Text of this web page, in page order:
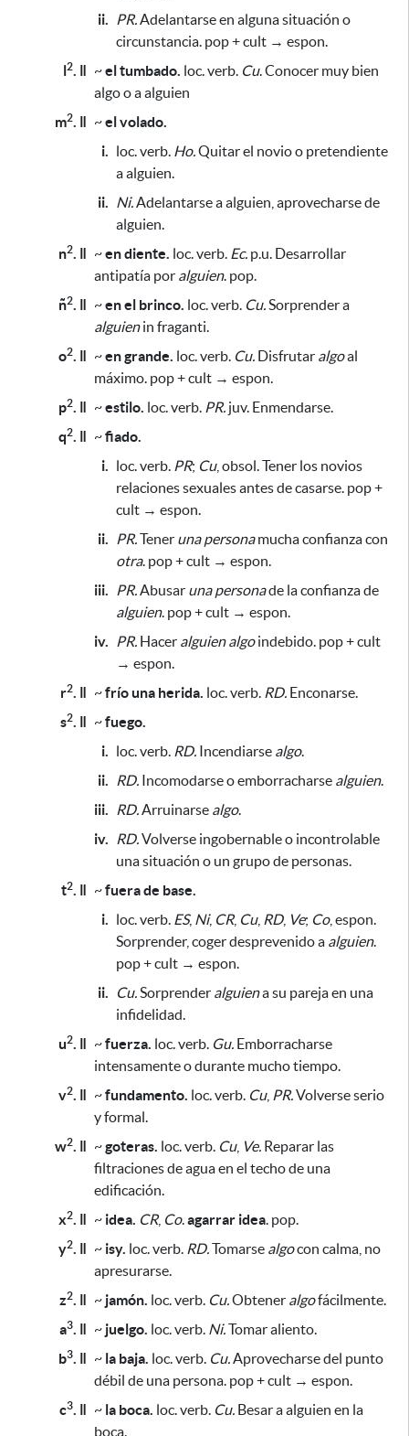
ii.
PR.Adelantarse en alguna situación o
circunstancia. pop + cult → espon.
l2. ǁ ~el tumbado. loc. verb. Cu. Conocer muy bien
algo o a alguien
m2. ǁ ~el volado.
i. loc. verb. Ho.Quitar el novio o pretendiente
a alguien.
ii. Ni.Adelantarse a alguien, aprovecharse de
alguien.
n2. ǁ ~en diente. loc. verb. Ec. p.u. Desarrollar
antipatía por alguien. pop.
ñ2. ǁ ~en el brinco. loc. verb. Cu.Sorprender a
alguienin fraganti.
o2. ǁ ~en grande. loc. verb. Cu. Disfrutar algoal
máximo. pop + cult → espon.
p2. ǁ ~estilo. loc. verb. PR. juv. Enmendarse.
q2. ǁ ~fiado.
i. loc. verb. PR; Cu, obsol. Tener los novios
relaciones sexuales antes de casarse. pop +
cult → espon.
ii.
PR.Tener una personamucha confianza con
otra. pop + cult → espon.
iii.
PR.Abusar una personade la confianza de
alguien. pop + cult → espon.
iv.
PR. Hacer alguien algoindebido. pop + cult
→ espon.
r2. ǁ ~frío una herida. loc. verb. RD. Enconarse.
s2. ǁ ~fuego.
i. loc. verb. RD. Incendiarse algo.
ii.
RD. Incomodarse o emborracharse alguien.
iii.
RD.Arruinarse algo.
iv.
RD.Volverse ingobernable o incontrolable
una situación o un grupo de personas.
t2. ǁ ~fuera de base.
i. loc. verb. ES, Ni, CR, Cu, RD, Ve; Co, espon.
Sorprender, coger desprevenido a alguien.
pop + cult → espon.
ii.
Cu.Sorprender alguiena su pareja en una
infidelidad.
u2. ǁ ~fuerza. loc. verb. Gu. Emborracharse
intensamente o durante mucho tiempo.
v2. ǁ ~fundamento. loc. verb. Cu, PR.Volverse serio
y formal.
w2. ǁ ~goteras. loc. verb. Cu, Ve. Reparar las
filtraciones de agua en el techo de una
edificación.
x2. ǁ ~ idea. CR, Co.agarrar idea. pop.
y2. ǁ ~ isy. loc. verb. RD.Tomarse algocon calma, no
apresurarse.
z2. ǁ ~ jamón. loc. verb. Cu.Obtener algofácilmente.
a3. ǁ ~ juelgo. loc. verb. Ni.Tomar aliento.
b3. ǁ ~ la baja. loc. verb. Cu.Aprovecharse del punto
débil de una persona. pop + cult → espon.
c3. ǁ ~ la boca. loc. verb. Cu. Besar a alguien en la
boca.